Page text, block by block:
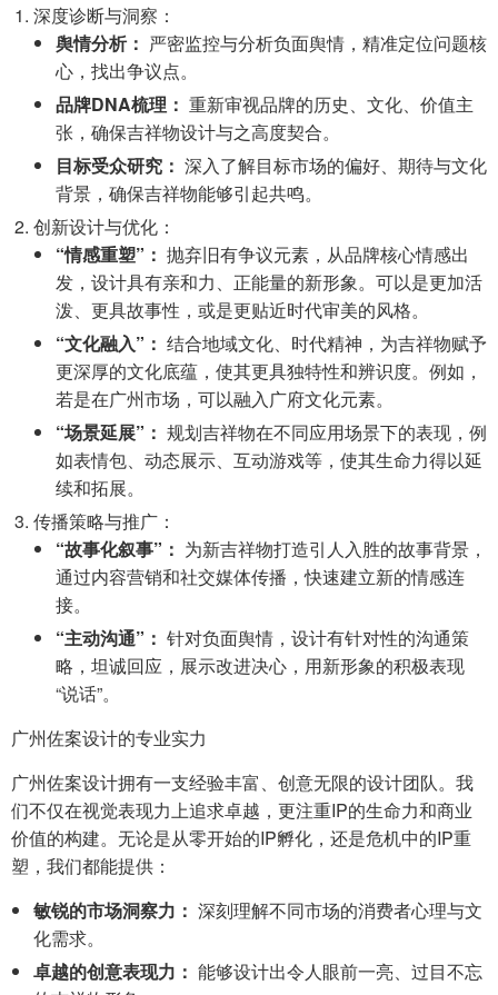
深度诊断与洞察：
舆情分析： 严密监控与分析负面舆情，精准定位问题核
心，找出争议点。
品牌DNA梳理： 重新审视品牌的历史、文化、价值主
张，确保吉祥物设计与之高度契合。
目标受众研究： 深入了解目标市场的偏好、期待与文化
背景，确保吉祥物能够引起共鸣。
创新设计与优化：
“情感重塑”： 抛弃旧有争议元素，从品牌核心情感出
发，设计具有亲和力、正能量的新形象。可以是更加活
泼、更具故事性，或是更贴近时代审美的风格。
“文化融入”： 结合地域文化、时代精神，为吉祥物赋予
更深厚的文化底蕴，使其更具独特性和辨识度。例如，
若是在广州市场，可以融入广府文化元素。
“场景延展”： 规划吉祥物在不同应用场景下的表现，例
如表情包、动态展示、互动游戏等，使其生命力得以延
续和拓展。
传播策略与推广：
“故事化叙事”： 为新吉祥物打造引人入胜的故事背景，
通过内容营销和社交媒体传播，快速建立新的情感连
接。
“主动沟通”： 针对负面舆情，设计有针对性的沟通策
略，坦诚回应，展示改进决心，用新形象的积极表现
“说话”。
广州佐案设计的专业实力
广州佐案设计拥有一支经验丰富、创意无限的设计团队。我
们不仅在视觉表现力上追求卓越，更注重IP的生命力和商业
价值的构建。无论是从零开始的IP孵化，还是危机中的IP重
塑，我们都能提供：
敏锐的市场洞察力： 深刻理解不同市场的消费者心理与文
化需求。
卓越的创意表现力： 能够设计出令人眼前一亮、过目不忘